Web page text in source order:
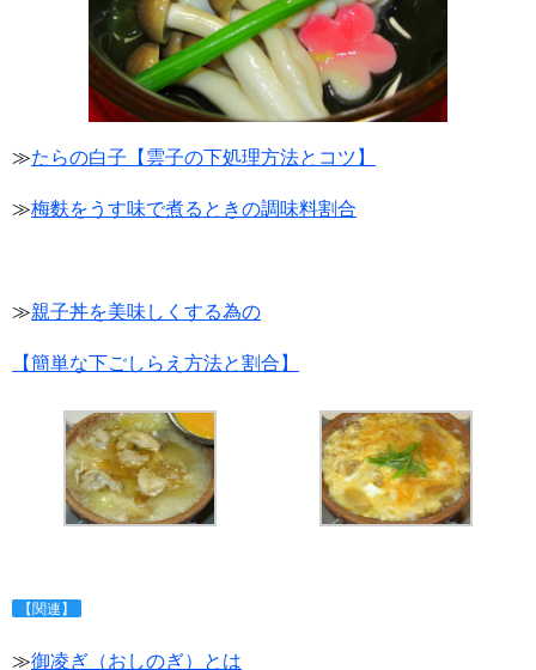
≫たらの白子【雲子の下処理方法とコツ】
≫梅麩をうす味で煮るときの調味料割合
≫親子丼を美味しくする為の
【簡単な下ごしらえ方法と割合】
【関連】
≫御凌ぎ（おしのぎ）とは